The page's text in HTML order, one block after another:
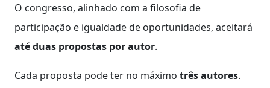
O congresso, alinhado com a filosofia de
participação e igualdade de oportunidades, aceitará
até duas propostas por autor.
Cada proposta pode ter no máximo três autores.